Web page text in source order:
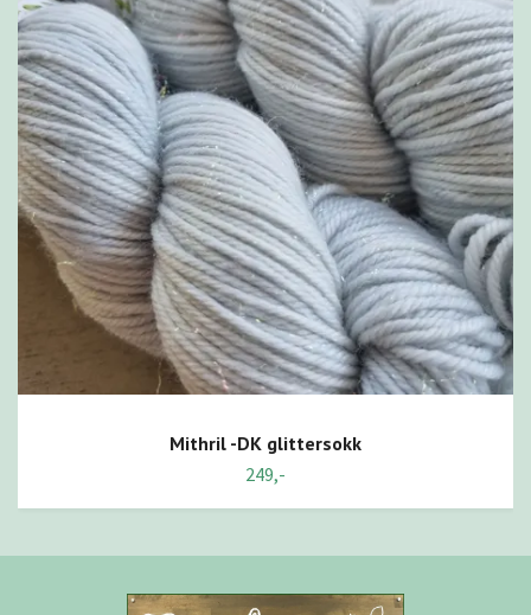
Mithril -DK glittersokk
249,-